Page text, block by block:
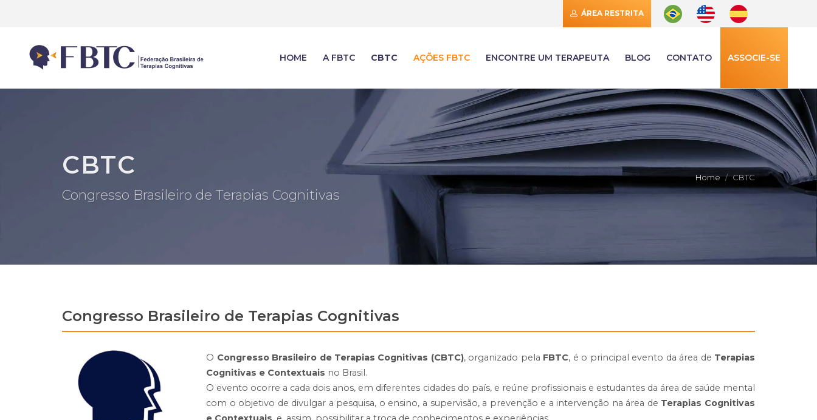
ÁREA RESTRITA
HOME A FBTC CBTC AÇÕES FBTC ENCONTRE UM TERAPEUTA BLOG CONTATO ASSOCIE-SE
CBTC
Congresso Brasileiro de Terapias Cognitivas
Home CBTC
Congresso Brasileiro de Terapias Cognitivas
O Congresso Brasileiro de Terapias Cognitivas (CBTC), organizado pela FBTC, é o principal evento da área de Terapias
Cognitivas e Contextuais no Brasil.
O evento ocorre a cada dois anos, em diferentes cidades do país, e reúne profissionais e estudantes da área de saúde mental
com o objetivo de divulgar a pesquisa, o ensino, a supervisão, a prevenção e a intervenção na área de Terapias Cognitivas